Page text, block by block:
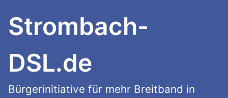
SKIP TO MAIN CONTENT
Strombach-
DSL.de
Bürgerinitiative für mehr Breitband in